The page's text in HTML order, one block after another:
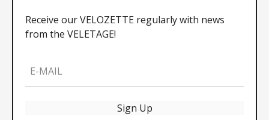
Receive our VELOZETTE regularly with news
from the VELETAGE!
E-MAIL
Sign Up